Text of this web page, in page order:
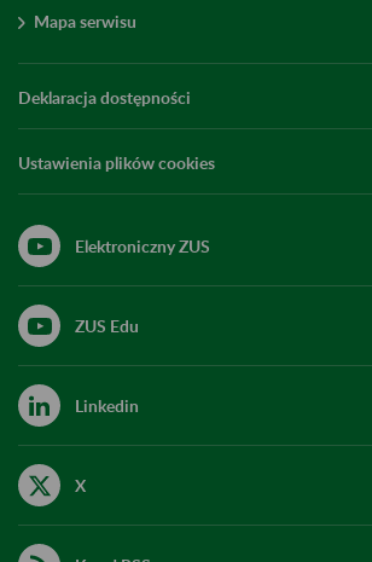
Mapa serwisu
Deklaracja dostępności
Ustawienia plików cookies
Elektroniczny ZUS
ZUS Edu
Linkedin
X